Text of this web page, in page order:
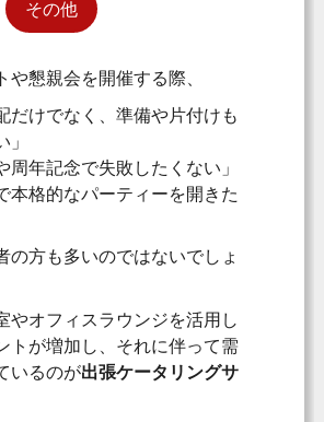
その他
や懇親会を開催する際、
だけでなく、準備や片付けも
周年記念で失敗したくない」
本格的なパーティーを開きた
の方も多いのではないでしょ
やオフィスラウンジを活用し
トが増加し、それに伴って需
いるのが出張ケータリングサ